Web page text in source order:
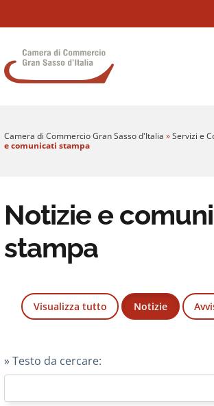
Vai al Contenuto principale della
Camera di Commercio Gran Sasso d'Italia
Camera di Commercio Gran Sasso d'Italia »Servizi e
e comunicati stampa
Notizie e
stampa
Visualizza tutto Notizie
» Testo da cercare: